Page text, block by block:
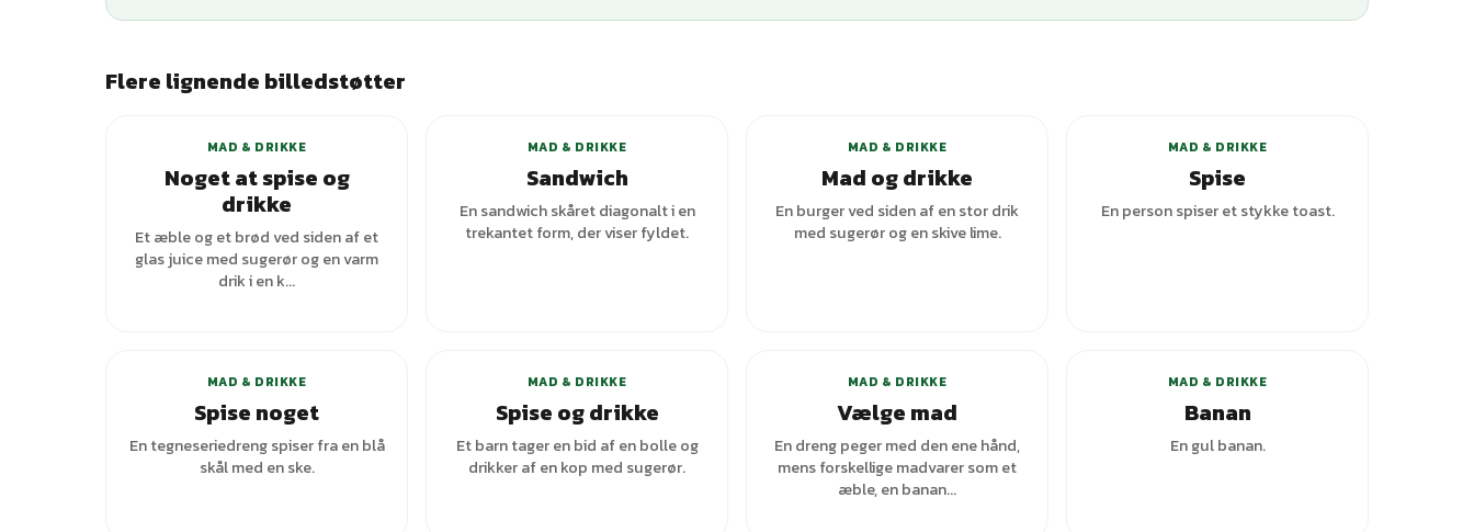
Flere lignende billedstøtter
MAD & DRIKKE
Noget at spise og
drikke
Et æble og et brød ved siden af et
glas juice med sugerør og en varm
drik i en k...
MAD & DRIKKE
Sandwich
En sandwich skåret diagonalt i en
trekantet form, der viser fyldet.
MAD & DRIKKE
Mad og drikke
En burger ved siden af en stor drik
med sugerør og en skive lime.
MAD & DRIKKE
Spise
En person spiser et stykke toast.
MAD & DRIKKE
Spise noget
En tegneseriedreng spiser fra en blå
skål med en ske.
MAD & DRIKKE
Spise og drikke
Et barn tager en bid af en bolle og
drikker af en kop med sugerør.
MAD & DRIKKE
Vælge mad
En dreng peger med den ene hånd,
mens forskellige madvarer som et
æble, en banan...
MAD & DRIKKE
Banan
En gul banan.